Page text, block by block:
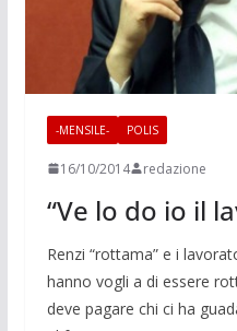
-MENSILE- POLIS
16/10/2014 redazione
“Ve lo do io il
Renzi “rottama” e i
hanno vogli a di essere
deve pagare chi ci ha